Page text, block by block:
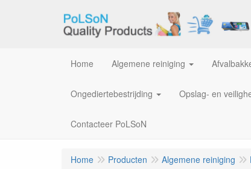
Home Algemene reiniging
Ongediertebestrijding Opslag- en
Contacteer PoLSoN
Home Producten Algemene reiniging